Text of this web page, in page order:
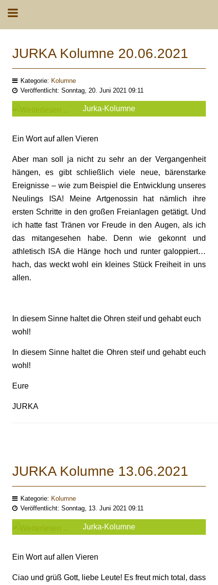
JURKA Kolumne 20.06.2021
Kategorie: Kolumne
Veröffentlicht: Sonntag, 20. Juni 2021 09:11
Jurka-Kolumne
Ein Wort auf allen Vieren
Aber man soll ja nicht zu sehr an der Vergangenheit
hängen, es gibt schließlich viele neue, bärenstarke
Ereignisse – wie zum Beispiel die Entwicklung unseres
Neulings ISA! Meine Artgenossin hat nämlich ihre
ersten Schritte in den großen Freianlagen getätigt. Und
ich hatte fast Tränen vor Freude in den Augen, als ich
das mitangesehen habe. Denn wie gekonnt und
athletisch ISA die Hänge hoch und runter galoppiert…
hach, das weckt wohl ein kleines Stück Freiheit in uns
allen.
In diesem Sinne haltet die Ohren steif und gehabt euch
wohl!
In diesem Sinne haltet die Ohren steif und gehabt euch
wohl!
Eure
JURKA
JURKA Kolumne 13.06.2021
Kategorie: Kolumne
Veröffentlicht: Sonntag, 13. Juni 2021 09:11
Jurka-Kolumne
Ein Wort auf allen Vieren
Ciao und grüß Gott, liebe Leute! Es freut mich total, dass